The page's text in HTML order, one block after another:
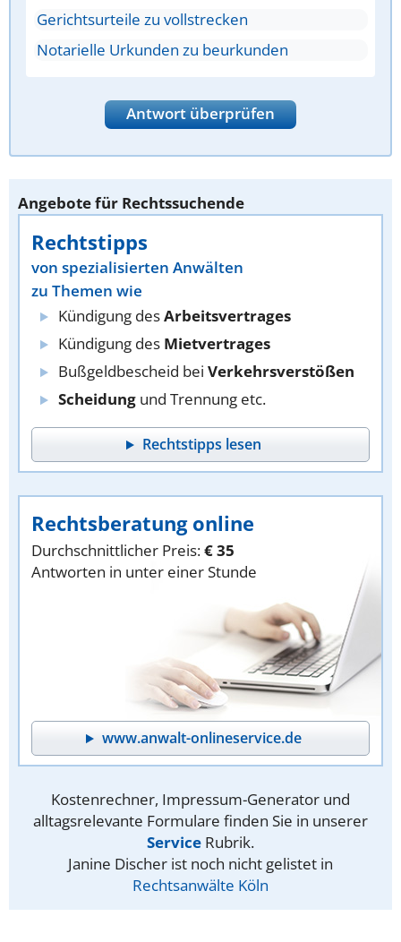
Gerichtsurteile zu vollstrecken
Notarielle Urkunden zu beurkunden
Antwort überprüfen
Angebote für Rechtssuchende
Rechtstipps
von spezialisierten Anwälten
zu Themen wie
Kündigung desArbeitsvertrages
Kündigung des Mietvertrages
Bußgeldbescheid bei Verkehrsverstößen
Scheidung und Trennung etc.
Rechtstipps lesen
Rechtsberatung online
Durchschnittlicher Preis:€ 35
Antworten in unter einer Stunde
www.anwalt-onlineservice.de
Kostenrechner, Impressum-Generator und
alltagsrelevante Formulare finden Sie in unserer
Service Rubrik.
Janine Discher ist noch nicht gelistet in
Rechtsanwälte Köln